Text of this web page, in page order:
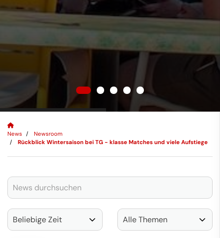
News
Newsroom
Rückblick Wintersaison bei TG - klasse Matches und viele Aufstiege